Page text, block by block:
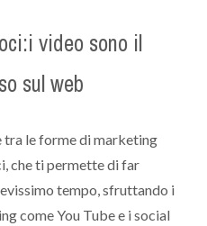
video sono il
sul web
tra le forme di marketing
che ti permette di far
tempo, sfruttando i
come You Tube e i social